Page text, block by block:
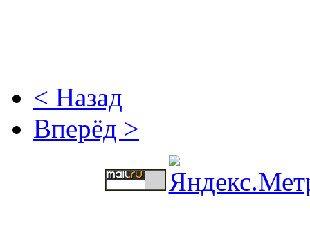
< Назад
Вперёд >